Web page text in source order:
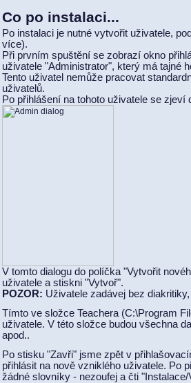
Co po instalaci...
Po instalaci je nutné vytvořit uživatele,
více).
Při prvním spuštění se zobrazí okno
uživatele "Administrator", který má tajné
Tento uživatel nemůže pracovat
uživatelů.
Po přihlášení na tohoto uživatele se zjeví
V tomto dialogu do políčka "Vytvořit
uživatele a stiskni "Vytvoř".
POZOR: Uživatele zadávej bez
Tímto ve složce Teachera (C:\Program
uživatele. V této složce budou všechna
apod..
Po stisku "Zavři" jsme zpět v
přihlásit na nově vzniklého uživatele. Po
žádné slovníky - nezoufej a čti